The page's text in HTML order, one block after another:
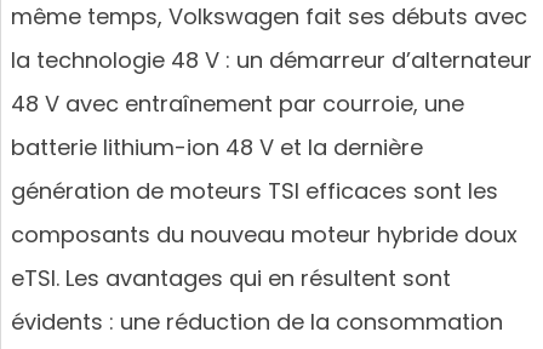
même temps, Volkswagen fait ses débuts avec
la technologie 48 V : un démarreur d’alternateur
48 V avec entraînement par courroie, une
batterie lithium-ion 48 V et la dernière
génération de moteurs TSI efficaces sont les
composants du nouveau moteur hybride doux
eTSI. Les avantages qui en résultent sont
évidents : une réduction de la consommation